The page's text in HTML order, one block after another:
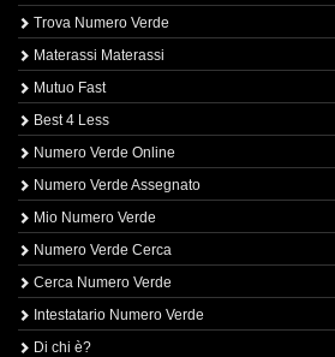
Trova Numero Verde
Materassi Materassi
Mutuo Fast
Best 4 Less
Numero Verde Online
Numero Verde Assegnato
Mio Numero Verde
Numero Verde Cerca
Cerca Numero Verde
Intestatario Numero Verde
Di chi è?